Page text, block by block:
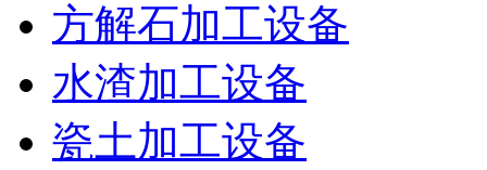
方解石加工设备
水渣加工设备
瓷土加工设备